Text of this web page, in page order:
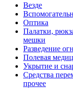
Везде
Оптика
Палатки,
мешки
Разведение
Полевая
Укрытие и
Средства
прочее